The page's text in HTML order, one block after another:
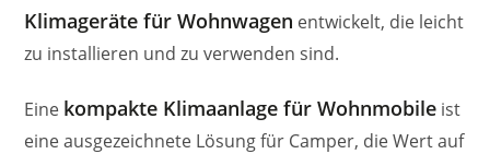
Klimageräte für Wohnwagen entwickelt, die leicht
zu installieren und zu verwenden sind.
Eine kompakte Klimaanlage für Wohnmobile ist
eine ausgezeichnete Lösung für Camper, die Wert auf